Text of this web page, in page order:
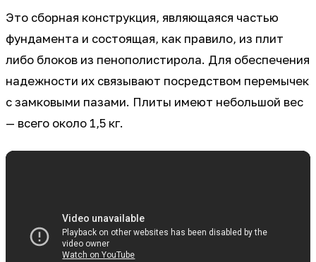
Это сборная конструкция, являющаяся частью
фундамента и состоящая, как правило, из плит
либо блоков из пенополистирола. Для обеспечения
надежности их связывают посредством перемычек
с замковыми пазами. Плиты имеют небольшой вес
— всего около 1,5 кг.